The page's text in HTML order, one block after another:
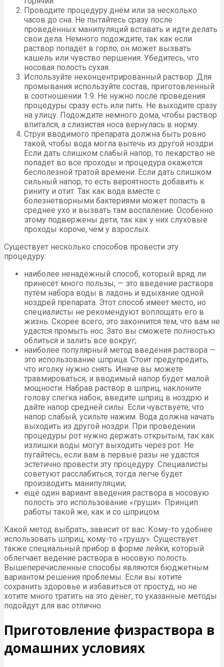
Проводите процедуру днём или за несколько
часов до сна. Не пытайтесь сразу после
проведённых манипуляций вставать и идти делать
свои дела. Немного подождите, так как если
раствор попадёт в горло, он может вызвать
кашель или чувство першения. Убедитесь, что
носовая полость сухая.
Используйте неконцентрированный раствор. Для
промывания используйте состав, приготовленный
в соотношении 1:9. Не нужно после проведения
процедуры сразу есть или пить. Не выходите сразу
на улицу. Подождите немного дома, чтобы раствор
впитался, а слизистая носа вернулась в норму.
Струя вводимого препарата должна быть ровно
такой, чтобы вода могла вытечь из другой ноздри.
Если дать слишком слабый напор, то лекарство не
попадет во все проходы и процедура окажется
бесполезной тратой времени. Если дать слишком
сильный напор, то есть вероятность добавить к
риниту и отит. Так как вода вместе с
болезнетворными бактериями может попасть в
среднее ухо и вызвать там воспаление. Особенно
этому подвержены дети, так как у них слуховые
проходы короче, чем у взрослых.
Существует несколько способов провести эту
процедуру:
наиболее ненадёжный способ, который вряд ли
принесёт много пользы, — это введение раствора
путём набора воды в ладонь и вдыхание одной
ноздрей препарата. Этот способ имеет место, но
специалисты не рекомендуют воплощать его в
жизнь. Скорее всего, это закончится тем, что вам не
удастся промыть нос. Зато вы сможете полностью
облиться и залить все вокруг;
наиболее популярный метод введения раствора —
это использование шприца. Стоит предупредить,
что иголку нужно снять. Иначе вы можете
травмироваться, и вводимый напор будет малой
мощности. Набрав раствор в шприц, наклоните
голову слегка набок, введите шприц в ноздрю и
дайте напор средней силы. Если чувствуете, что
напор слабый, усильте нажим. Вода должна начать
выходить из другой ноздри. При проведении
процедуры рот нужно держать открытым, так как
излишки воды могут выходить через рот. Не
пугайтесь, если вам в первые разы не удастся
эстетично провести эту процедуру. Специалисты
советуют расслабиться, тогда легче будет
производить манипуляции;
ещё один вариант введения раствора в носовую
полость это использование «груши». Принцип
работы такой же, как и со шприцом.
Какой метод выбрать, зависит от вас. Кому-то удобнее
использовать шприц, кому-то «грушу». Существует
также специальный прибор в форме лейки, который
облегчает ведение раствора в носовую полость.
Вышеперечисленные способы являются бюджетным
вариантом решения проблемы. Если вы хотите
сохранить здоровье и избавиться от простуд, но не
хотите много тратить на это денег, то указанные методы
подойдут для вас отлично.
Приготовление физраствора в
домашних условиях